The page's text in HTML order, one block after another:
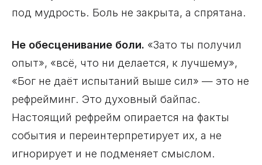
под мудрость. Боль не закрыта, а спрятана.
Не обесценивание боли. «Зато ты получил
опыт», «всё, что ни делается, к лучшему»,
«Бог не даёт испытаний выше сил» — это не
рефрейминг. Это духовный байпас.
Настоящий рефрейм опирается на факты
события и переинтерпретирует их, а не
игнорирует и не подменяет смыслом.